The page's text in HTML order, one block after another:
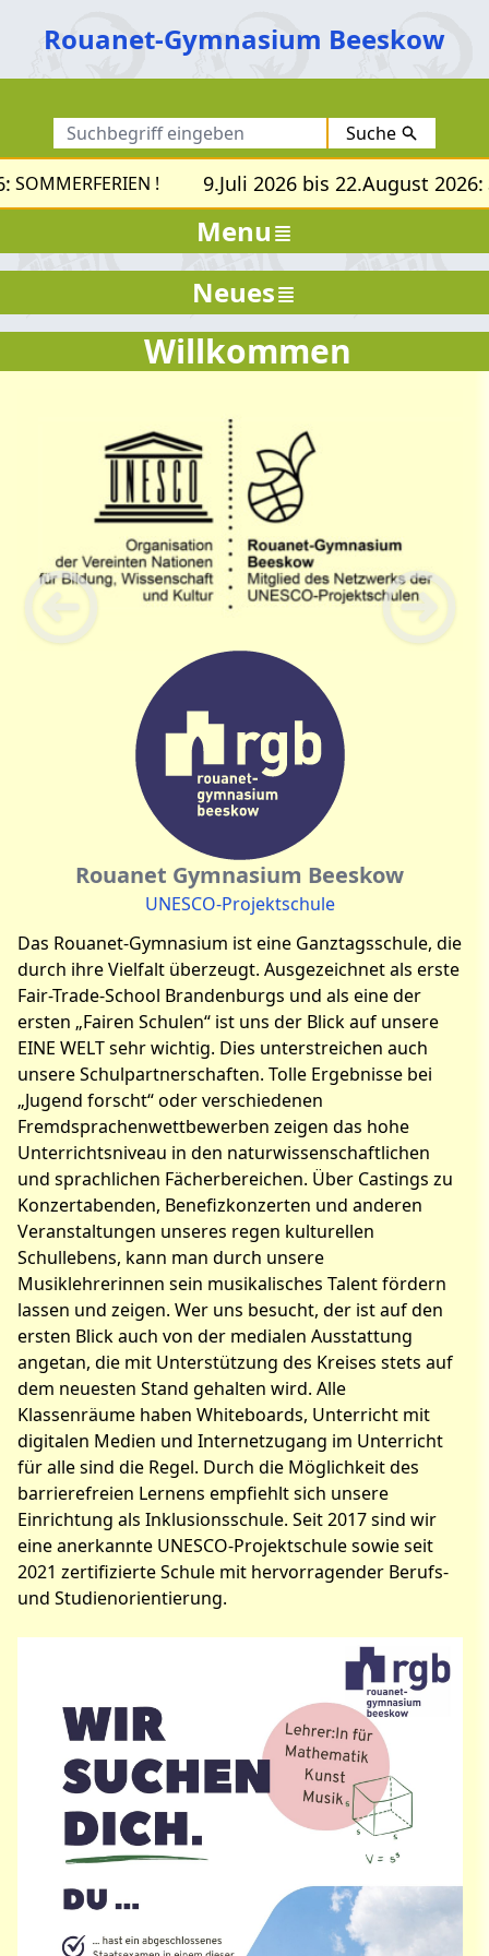
Rouanet-Gymnasium Beeskow
Suche
! 9.Juli 2026 bis 22.August 2026:
Menu
Willkommen
Rouanet Gymnasium Beeskow
UNESCO-Projektschule
Das Rouanet-Gymnasium ist eine Ganztagsschule, die
durch ihre Vielfalt überzeugt. Ausgezeichnet als erste
Fair-Trade-School Brandenburgs und als eine der
ersten „Fairen Schulen“ ist uns der Blick auf unsere
EINE WELT sehr wichtig. Dies unterstreichen auch
unsere Schulpartnerschaften. Tolle Ergebnisse bei
„Jugend forscht“ oder verschiedenen
Fremdsprachenwettbewerben zeigen das hohe
Unterrichtsniveau in den naturwissenschaftlichen
und sprachlichen Fächerbereichen. Über Castings zu
Konzertabenden, Benefizkonzerten und anderen
Veranstaltungen unseres regen kulturellen
Schullebens, kann man durch unsere
Musiklehrerinnen sein musikalisches Talent fördern
lassen und zeigen. Wer uns besucht, der ist auf den
ersten Blick auch von der medialen Ausstattung
angetan, die mit Unterstützung des Kreises stets auf
dem neuesten Stand gehalten wird. Alle
Klassenräume haben Whiteboards, Unterricht mit
digitalen Medien und Internetzugang im Unterricht
für alle sind die Regel. Durch die Möglichkeit des
barrierefreien Lernens empfiehlt sich unsere
Einrichtung als Inklusionsschule. Seit 2017 sind wir
eine anerkannte UNESCO-Projektschule sowie seit
2021 zertifizierte Schule mit hervorragender Berufs-
und Studienorientierung.
Neues